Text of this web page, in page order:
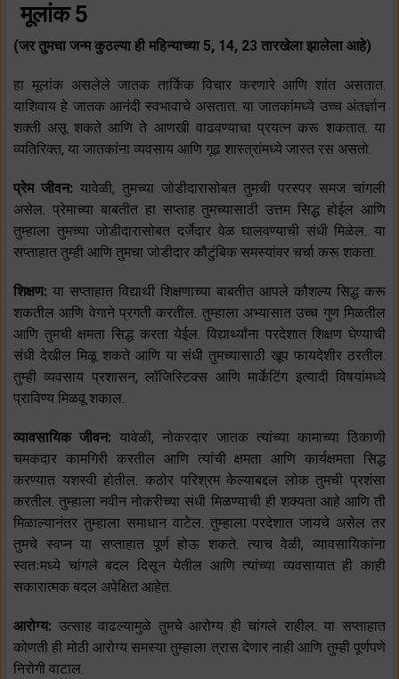
मूलांक 5
(जर तुमचा जन्म कुठल्या ही महिन्याच्या 5, 14, 23 तारखेला झालेला आहे)
हा मूलांक असलेले जातक तार्किक विचार करणारे आणि शांत असतात.
याशिवाय हे जातक आनंदी स्वभावाचे असतात. या जातकांमध्ये उच्च अंतर्ज्ञान
शक्ती असू शकते आणि ते आणखी वाढवण्याचा प्रयत्न करू शकतात. या
व्यतिरिक्त, या जातकांना व्यवसाय आणि गूढ शास्त्रांमध्ये जास्त रस असतो.
प्रेम जीवन: यावेळी, तुमच्या जोडीदारासोबत तुमची परस्पर समज चांगली
असेल. प्रेमाच्या बाबतीत हा सप्ताह तुमच्यासाठी उत्तम सिद्ध होईल आणि
तुम्हाला तुमच्या जोडीदारासोबत दर्जेदार वेळ घालवण्याची संधी मिळेल. या
सप्ताहात तुम्ही आणि तुमचा जोडीदार कौटुंबिक समस्यांवर चर्चा करू शकता.
शिक्षण: या सप्ताहात विद्यार्थी शिक्षणाच्या बाबतीत आपले कौशल्य सिद्ध करू
शकतील आणि वेगाने प्रगती करतील. तुम्हाला अभ्यासात उच्च गुण मिळतील
आणि तुमची क्षमता सिद्ध करता येईल. विद्यार्थ्यांना परदेशात शिक्षण घेण्याची
संधी देखील मिळू शकते आणि या संधी तुमच्यासाठी खूप फायदेशीर ठरतील.
तुम्ही व्यवसाय प्रशासन, लॉजिस्टिक्स आणि मार्केटिंग इत्यादी विषयांमध्ये
प्राविण्य मिळवू शकाल.
व्यावसायिक जीवन:यावेळी, नोकरदार जातक त्यांच्या कामाच्या ठिकाणी
चमकदार कामगिरी करतील आणि त्यांची क्षमता आणि कार्यक्षमता सिद्ध
करण्यात यशस्वी होतील. कठोर परिश्रम केल्याबद्दल लोक तुमची प्रशंसा
करतील. तुम्हाला नवीन नोकरीच्या संधी मिळण्याची ही शक्यता आहे आणि ती
मिळाल्यानंतर तुम्हाला समाधान वाटेल. तुम्हाला परदेशात जायचे असेल तर
तुमचे स्वप्न या सप्ताहात पूर्ण होऊ शकते. त्याच वेळी, व्यावसायिकांना
स्वतःमध्ये चांगले बदल दिसून येतील आणि त्यांच्या व्यवसायात ही काही
सकारात्मक बदल अपेक्षित आहेत.
आरोग्य: उत्साह वाढल्यामुळे तुमचे आरोग्य ही चांगले राहील. या सप्ताहात
कोणती ही मोठी आरोग्य समस्या तुम्हाला त्रास देणार नाही आणि तुम्ही पूर्णपणे
निरोगी वाटाल.